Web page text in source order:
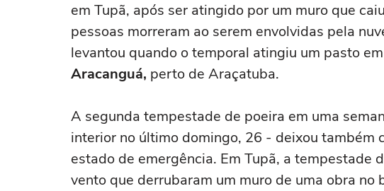
em Tupã, após ser atingido por um muro que
pessoas morreram ao serem envolvidas pela
levantou quando o temporal atingiu um pasto
Aracanguá, perto de Araçatuba.
A segunda tempestade de poeira em uma
interior no último domingo, 26 - deixou também
estado de emergência. Em Tupã, a tempestade
vento que derrubaram um muro de uma obra no